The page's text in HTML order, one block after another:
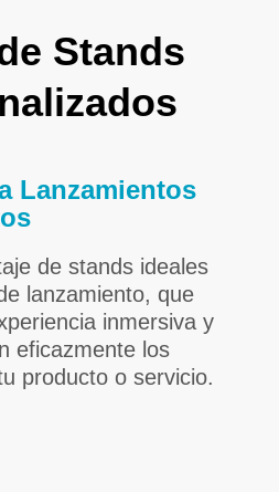
Stands
Lanzamientos
de stands ideales
lanzamiento, que
inmersiva y
eficazmente los
producto o servicio.